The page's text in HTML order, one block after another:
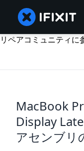
リペアコミュニティに
MacBook
Display
アセンブリ